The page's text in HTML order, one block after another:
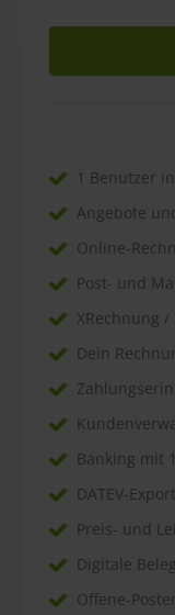
1 Benutzer
Angebote
Online-
Post- und
XRechnung /
Dein
Banking mit
DATEV-Export
Preis- und
Digitale
Offene-